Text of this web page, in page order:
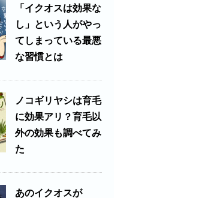
「イクオスは効果な
し」という人がやっ
てしまっている最悪
な習慣とは
ノコギリヤシは育毛
に効果アリ？育毛以
外の効果も調べてみ
た
あのイクオスが